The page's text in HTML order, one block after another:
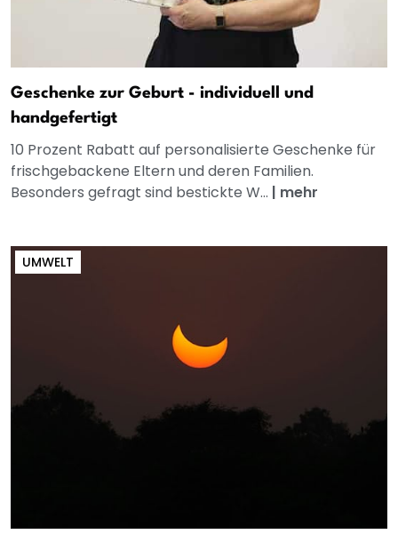
Geschenke zur Geburt - individuell und
handgefertigt
10 Prozent Rabatt auf personalisierte Geschenke für
frischgebackene Eltern und deren Familien.
Besonders gefragt sind bestickte W... | mehr
UMWELT